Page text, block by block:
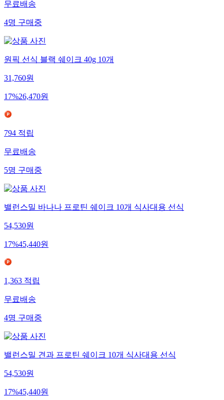
무료배송
4명구매중
원픽 선식 블랙 쉐이크 40g 10개
31,760원
17%26,470원
794적립
무료배송
5명구매중
밸런스밀 바나나 프로틴 쉐이크 10개 식사대용 선식
54,530원
17%45,440원
1,363적립
무료배송
4명구매중
밸런스밀 견과 프로틴 쉐이크 10개 식사대용 선식
54,530원
17%45,440원